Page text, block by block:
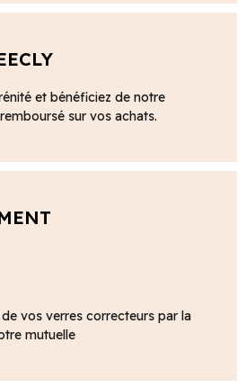
et bénéficiez de notre
sur vos achats.
vos verres correcteurs par la
mutuelle